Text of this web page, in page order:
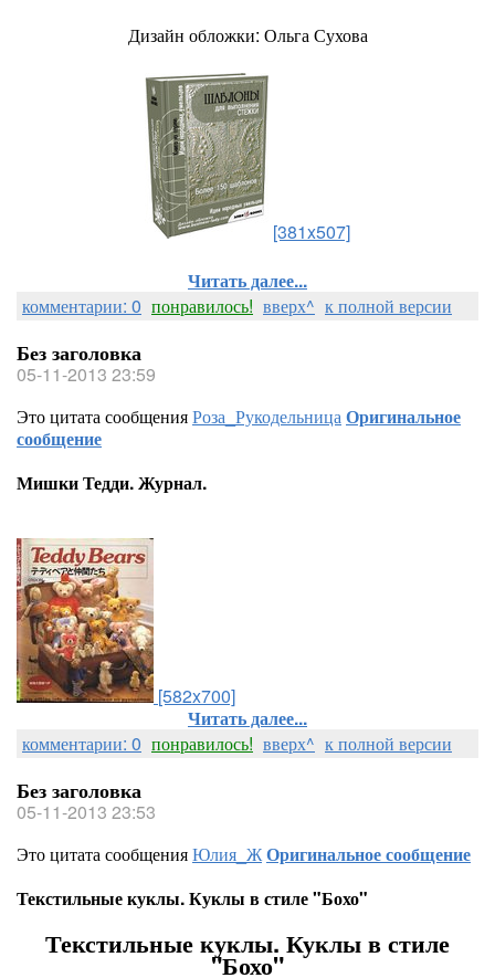
Дизайн обложки: Ольга Сухова
[381x507]
Читать далее...
комментарии: 0 понравилось! вверх^ к полной версии
Без заголовка
05-11-2013 23:59
Это цитата сообщенияРоза_РукодельницаОригинальное
сообщение
Мишки Тедди. Журнал.
[582x700]
Читать далее...
комментарии: 0 понравилось! вверх^ к полной версии
Без заголовка
05-11-2013 23:53
Это цитата сообщенияЮлия_ЖОригинальное сообщение
Текстильные куклы. Куклы в стиле "Бохо"
Текстильные куклы. Куклы в стиле
"Бохо"